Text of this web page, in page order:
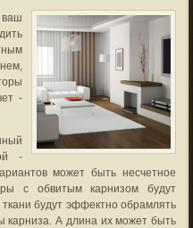
-
-
может быть несчетное
с обвитым карнизом будут
будут эффектно обрамлять
карниза. А длина их может быть